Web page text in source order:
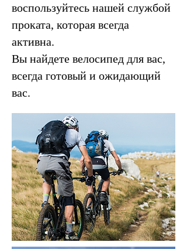
воспользуйтесь нашей службой
проката, которая всегда
активна.
Вы найдете велосипед для вас,
всегда готовый и ожидающий
вас.